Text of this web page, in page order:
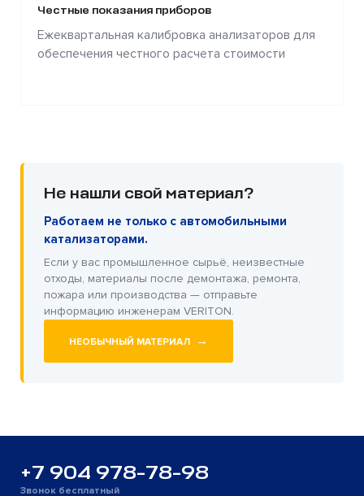
Честные показания приборов
Ежеквартальная калибровка анализаторов для
обеспечения честного расчета стоимости
Не нашли свой материал?
Работаем не только с автомобильными
катализаторами.
Если у вас промышленное сырьё, неизвестные
отходы, материалы после демонтажа, ремонта,
пожара или производства — отправьте
информацию инженерам VERITON.
НЕОБЫЧНЫЙ МАТЕРИАЛ →
+7 904 978-78-98
Звонок бесплатный